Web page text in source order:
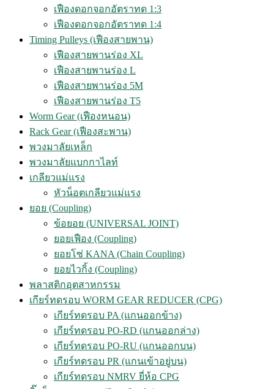
เฟืองดอกจอกอัตราทด 1:3
เฟืองดอกจอกอัตราทด 1:4
Timing Pulleys (เฟืองสายพาน)
เฟืองสายพานร่อง XL
เฟืองสายพานร่อง L
เฟืองสายพานร่อง 5M
เฟืองสายพานร่อง T5
Worm Gear (เฟืองหนอน)
Rack Gear (เฟืองสะพาน)
พวงมาลัยเหล็ก
พวงมาลัยแบกกาไลท์
เกลียวแม่แรง
หัวน็อตเกลียวแม่แรง
ยอย (Coupling)
ข้อยอย (UNIVERSAL JOINT)
ยอยเฟือง (Coupling)
ยอยโซ่ KANA (Chain Coupling)
ยอยไวกิ้ง (Coupling)
พลาสติกอุตสาหกรรม
เกียร์ทดรอบ WORM GEAR REDUCER (CPG)
เกียร์ทดรอบ PA (แกนออกข้าง)
เกียร์ทดรอบ PO-RD (แกนออกล่าง)
เกียร์ทดรอบ PO-RU (แกนออกบน)
เกียร์ทดรอบ PR (แกนเข้าอยู่บน)
เกียร์ทดรอบ NMRV ยี่ห้อ CPG